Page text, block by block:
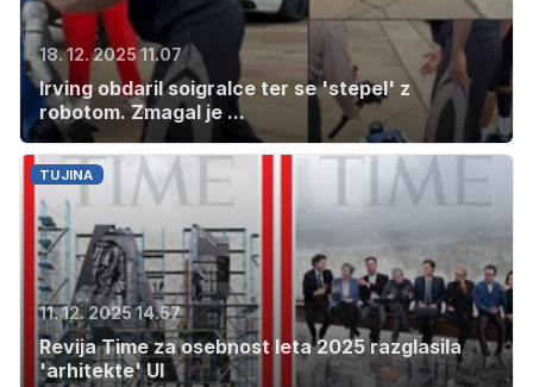
18. 12. 2025 11.07
Irving obdaril soigralce ter se 'stepel' z
robotom. Zmagal je ...
TUJINA
11. 12. 2025 14.57
Revija Time za osebnost leta 2025 razglasila
'arhitekte' UI